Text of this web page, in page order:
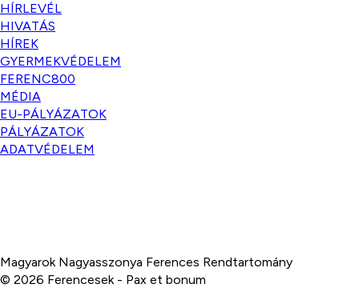
HÍRLEVÉL
HIVATÁS
HÍREK
GYERMEKVÉDELEM
FERENC800
MÉDIA
EU-PÁLYÁZATOK
PÁLYÁZATOK
ADATVÉDELEM
Magyarok Nagyasszonya Ferences Rendtartomány
© 2026 Ferencesek - Pax et bonum